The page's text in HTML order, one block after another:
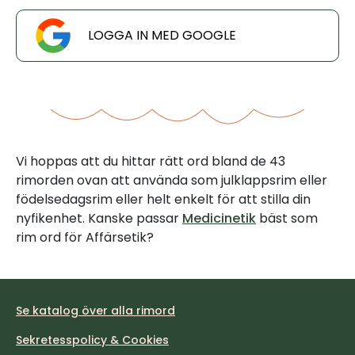
LOGGA IN MED GOOGLE
Vi hoppas att du hittar rätt ord bland de 43
rimorden ovan att använda som julklappsrim eller
födelsedagsrim eller helt enkelt för att stilla din
nyfikenhet. Kanske passar Medicinetik bäst som
rim ord för Affärsetik?
Se katalog över alla rimord
Sekretesspolicy & Cookies